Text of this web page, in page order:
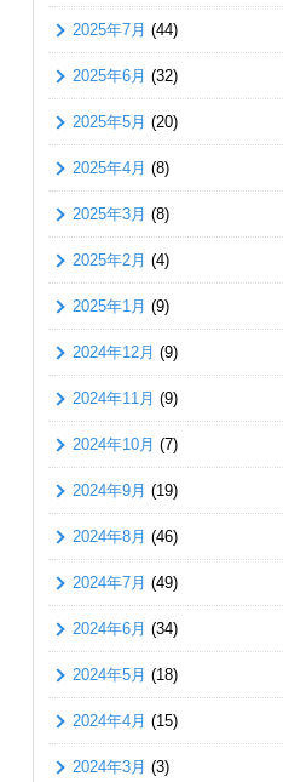
2025年7月 (44)
2025年6月 (32)
2025年5月 (20)
2025年4月 (8)
2025年3月 (8)
2025年2月 (4)
2025年1月 (9)
2024年12月 (9)
2024年11月 (9)
2024年10月 (7)
2024年9月 (19)
2024年8月 (46)
2024年7月 (49)
2024年6月 (34)
2024年5月 (18)
2024年4月 (15)
2024年3月 (3)